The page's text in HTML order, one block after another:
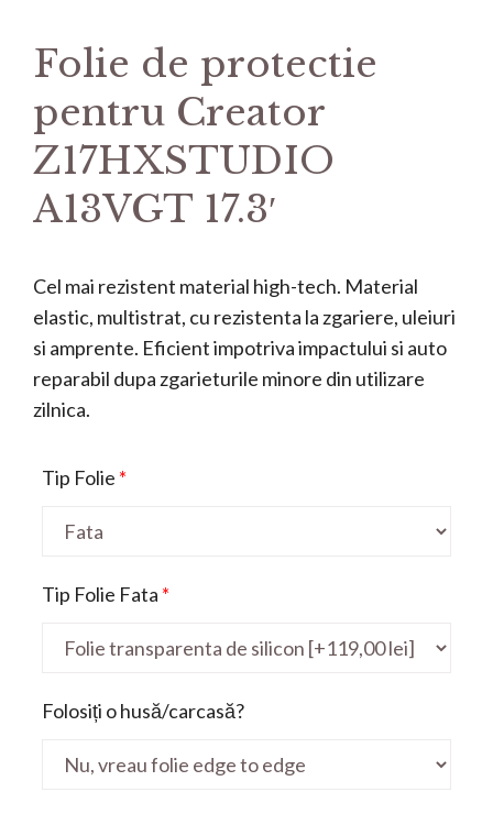
Folie de protectie
pentru Creator
Z17HXSTUDIO
A13VGT 17.3′
Cel mai rezistent material high-tech. Material
elastic, multistrat, cu rezistenta la zgariere, uleiuri
si amprente. Eficient impotriva impactului si auto
reparabil dupa zgarieturile minore din utilizare
zilnica.
Tip Folie *
Tip Folie Fata *
Folosiți o husă/carcasă?